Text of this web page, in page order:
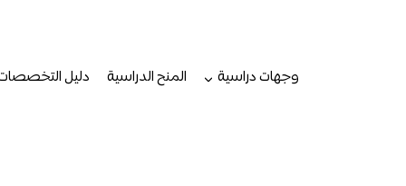
وجهات دراسية
المنح الدراسية دليل